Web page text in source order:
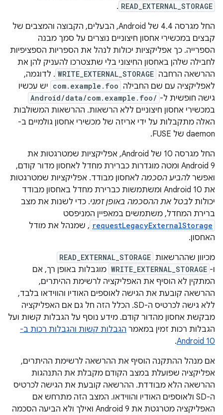
READ_EXTERNAL_STORAGE
.
החל מגרסה 4.4 של Android, הבעלים, הקבוצה והמצבים של
קבצים במכשירי אחסון חיצוניים נוצרים על סמך מבנה
הספרייה. כך אפליקציות יכולות לנהל את הספריות הספציפיות
לחבילה שלהן באחסון החיצוני בלי שתצטרכו להעניק להן את
ההרשאה הרחבה WRITE_EXTERNAL_STORAGE . לדוגמה,
לאפליקציה עם שם החבילה com.example.foo יש עכשיו
גישה חופשית ל- Android/data/com.example.foo/
במכשירי אחסון חיצוניים ללא הרשאות. ההרשאות המשולבות
האלה מתקבלות על ידי אריזה של מכשירי אחסון גולמיים ב-
daemon של FUSE.
החל מגרסה 10 של Android, אפליקציות שמטרגטות את
Android 9 ומטה מוגדרות כברירת מחדל לאחסון מדור קודם,
ואפשר להביע הסכמה לאחסון מבודד. אפליקציות שמטרגטות
את Android 10 ומשתמשות כברירת מחדל באחסון מבודד
יכולות לבטל את ההסכמה באופן זמני. כדי לשנות את מצב
ברירת המחדל, משתמשים במאפיין המניפסט
requestLegacyExternalStorage , שמנהל את מודל
האחסון.
מכיוון שההרשאות READ_EXTERNAL_STORAGE
ו- WRITE_EXTERNAL_STORAGE מוגבלות באופן רך, אם
המתקין לא הוסיף את האפליקציה לרשימת ההיתרים,
ההרשאה קובעת את הגישה לאוספים האודיו והווידאו בלבד,
ללא גישה לכרטיס ה-SD. הכלל הזה חל גם אם האפליקציה
מבקשת אחסון מהדור קודם. מידע נוסף על הגבלות קשות ועל
הגבלות רכות זמין במאמר הגבלות קשות והגבלות רכות ב-
Android 10
.
אם מנהל ההתקנה הוסיף את ההרשאה לרשימת ההיתרים,
אפליקציה שפועלת במצב הקודם מקבלת את התנהגות
ההרשאה הלא מבודדת. ההרשאה קובעת את הגישה לכרטיס
ה-SD ולאוספים האודיו והווידאו. המצב הזה מתרחש אם
האפליקציה מטרגטת את Android 9 ואילך ולא הביעה הסכמה